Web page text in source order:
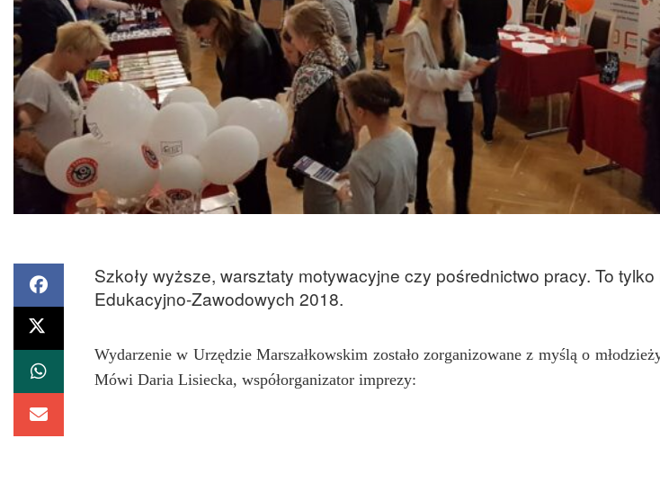
Szkoły wyższe, warsztaty motywacyjne czy pośrednictwo pracy. To
Edukacyjno-Zawodowych 2018.
Wydarzenie w Urzędzie Marszałkowskim zostało zorganizowane z myślą o
Mówi Daria Lisiecka, współorganizator imprezy: